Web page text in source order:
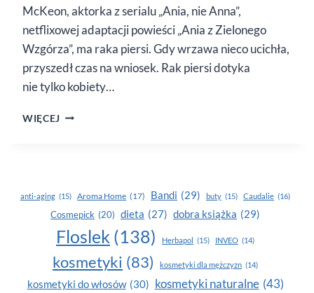
McKeon, aktorka z serialu „Ania, nie Anna”,
netflixowej adaptacji powieści „Ania z Zielonego
Wzgórza”, ma raka piersi. Gdy wrzawa nieco ucichła,
przyszedł czas na wniosek. Rak piersi dotyka
nie tylko kobiety…
WIĘCEJ YASUMI
SIĘ
anti-aging (15) Aroma Home (17) Bandi (29) buty (15) Caudalie (16)
Cosmepick (20) dieta (27) dobra książka (29)
Floslek (138) Herbapol (15) INVEO (14)
kosmetyki (83) kosmetyki dla mężczyzn (14)
kosmetyki do włosów (30) kosmetyki naturalne (43)